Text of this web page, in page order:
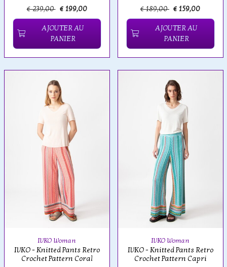
€ 239,00 € 199,00
AJOUTER AU
PANIER
€ 189,00 € 159,00
AJOUTER AU
PANIER
IVKO Woman
IVKO - Knitted Pants Retro
Crochet Pattern Coral
IVKO Woman
IVKO - Knitted Pants Retro
Crochet Pattern Capri